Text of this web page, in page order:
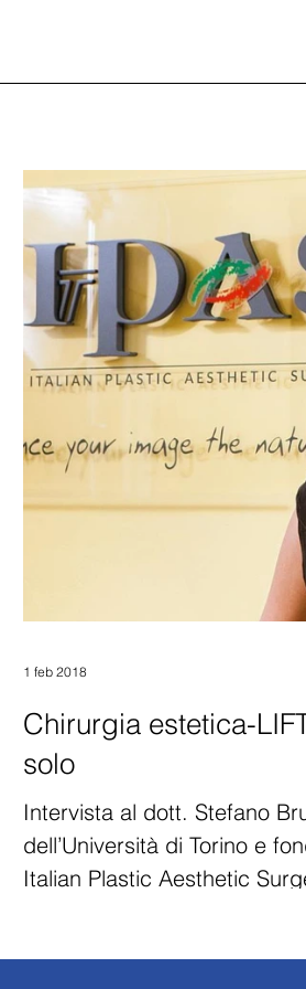
Chirurgia estetica-
solo
Intervista al dott. Stefano
dell’Università di Torino e
Italian Plastic Aesthetic
1 feb 2018